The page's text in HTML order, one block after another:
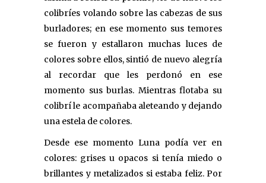
colibríes volando sobre las cabezas de sus
burladores; en ese momento sus temores
se fueron y estallaron muchas luces de
colores sobre ellos, sintió de nuevo alegría
al recordar que les perdonó en ese
momento sus burlas. Mientras flotaba su
colibrí le acompañaba aleteando y dejando
una estela de colores.
Desde ese momento Luna podía ver en
colores: grises u opacos si tenía miedo o
brillantes y metalizados si estaba feliz. Por